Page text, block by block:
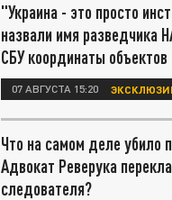
"Украина - это просто
назвали имя разведчика
СБУ координаты объектов
07 АВГУСТА 15:20
Что на самом деле убило
Адвокат Реверука
следователя?